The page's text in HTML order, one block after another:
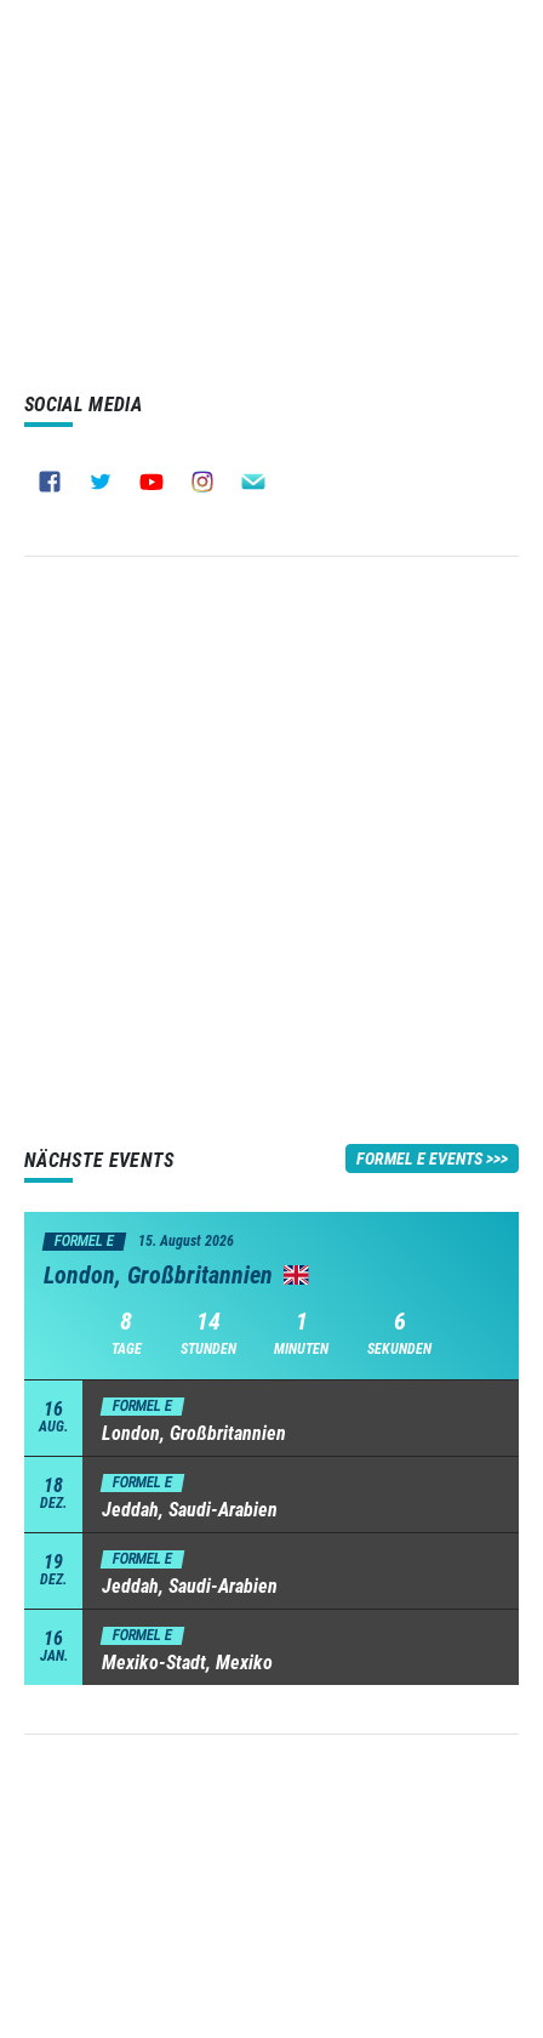
SOCIAL MEDIA
NÄCHSTE EVENTS FORMEL E EVENTS
FORMEL E 15. August 2026
London, Großbritannien
8
TAGE
14
STUNDEN
1
MINUTEN
5
SEKUNDEN
16
AUG.
FORMEL E
London, Großbritannien
18
DEZ.
FORMEL E
Jeddah, Saudi-Arabien
19
DEZ.
FORMEL E
Jeddah, Saudi-Arabien
16
JAN.
FORMEL E
Mexiko-Stadt, Mexiko